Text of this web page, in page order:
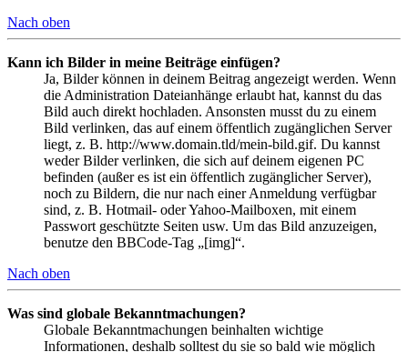
Nach oben
Kann ich Bilder in meine Beiträge einfügen?
Ja, Bilder können in deinem Beitrag angezeigt werden. Wenn
die Administration Dateianhänge erlaubt hat, kannst du das
Bild auch direkt hochladen. Ansonsten musst du zu einem
Bild verlinken, das auf einem öffentlich zugänglichen Server
liegt, z. B. http://www.domain.tld/mein-bild.gif. Du kannst
weder Bilder verlinken, die sich auf deinem eigenen PC
befinden (außer es ist ein öffentlich zugänglicher Server),
noch zu Bildern, die nur nach einer Anmeldung verfügbar
sind, z. B. Hotmail- oder Yahoo-Mailboxen, mit einem
Passwort geschützte Seiten usw. Um das Bild anzuzeigen,
benutze den BBCode-Tag „[img]“.
Nach oben
Was sind globale Bekanntmachungen?
Globale Bekanntmachungen beinhalten wichtige
Informationen, deshalb solltest du sie so bald wie möglich